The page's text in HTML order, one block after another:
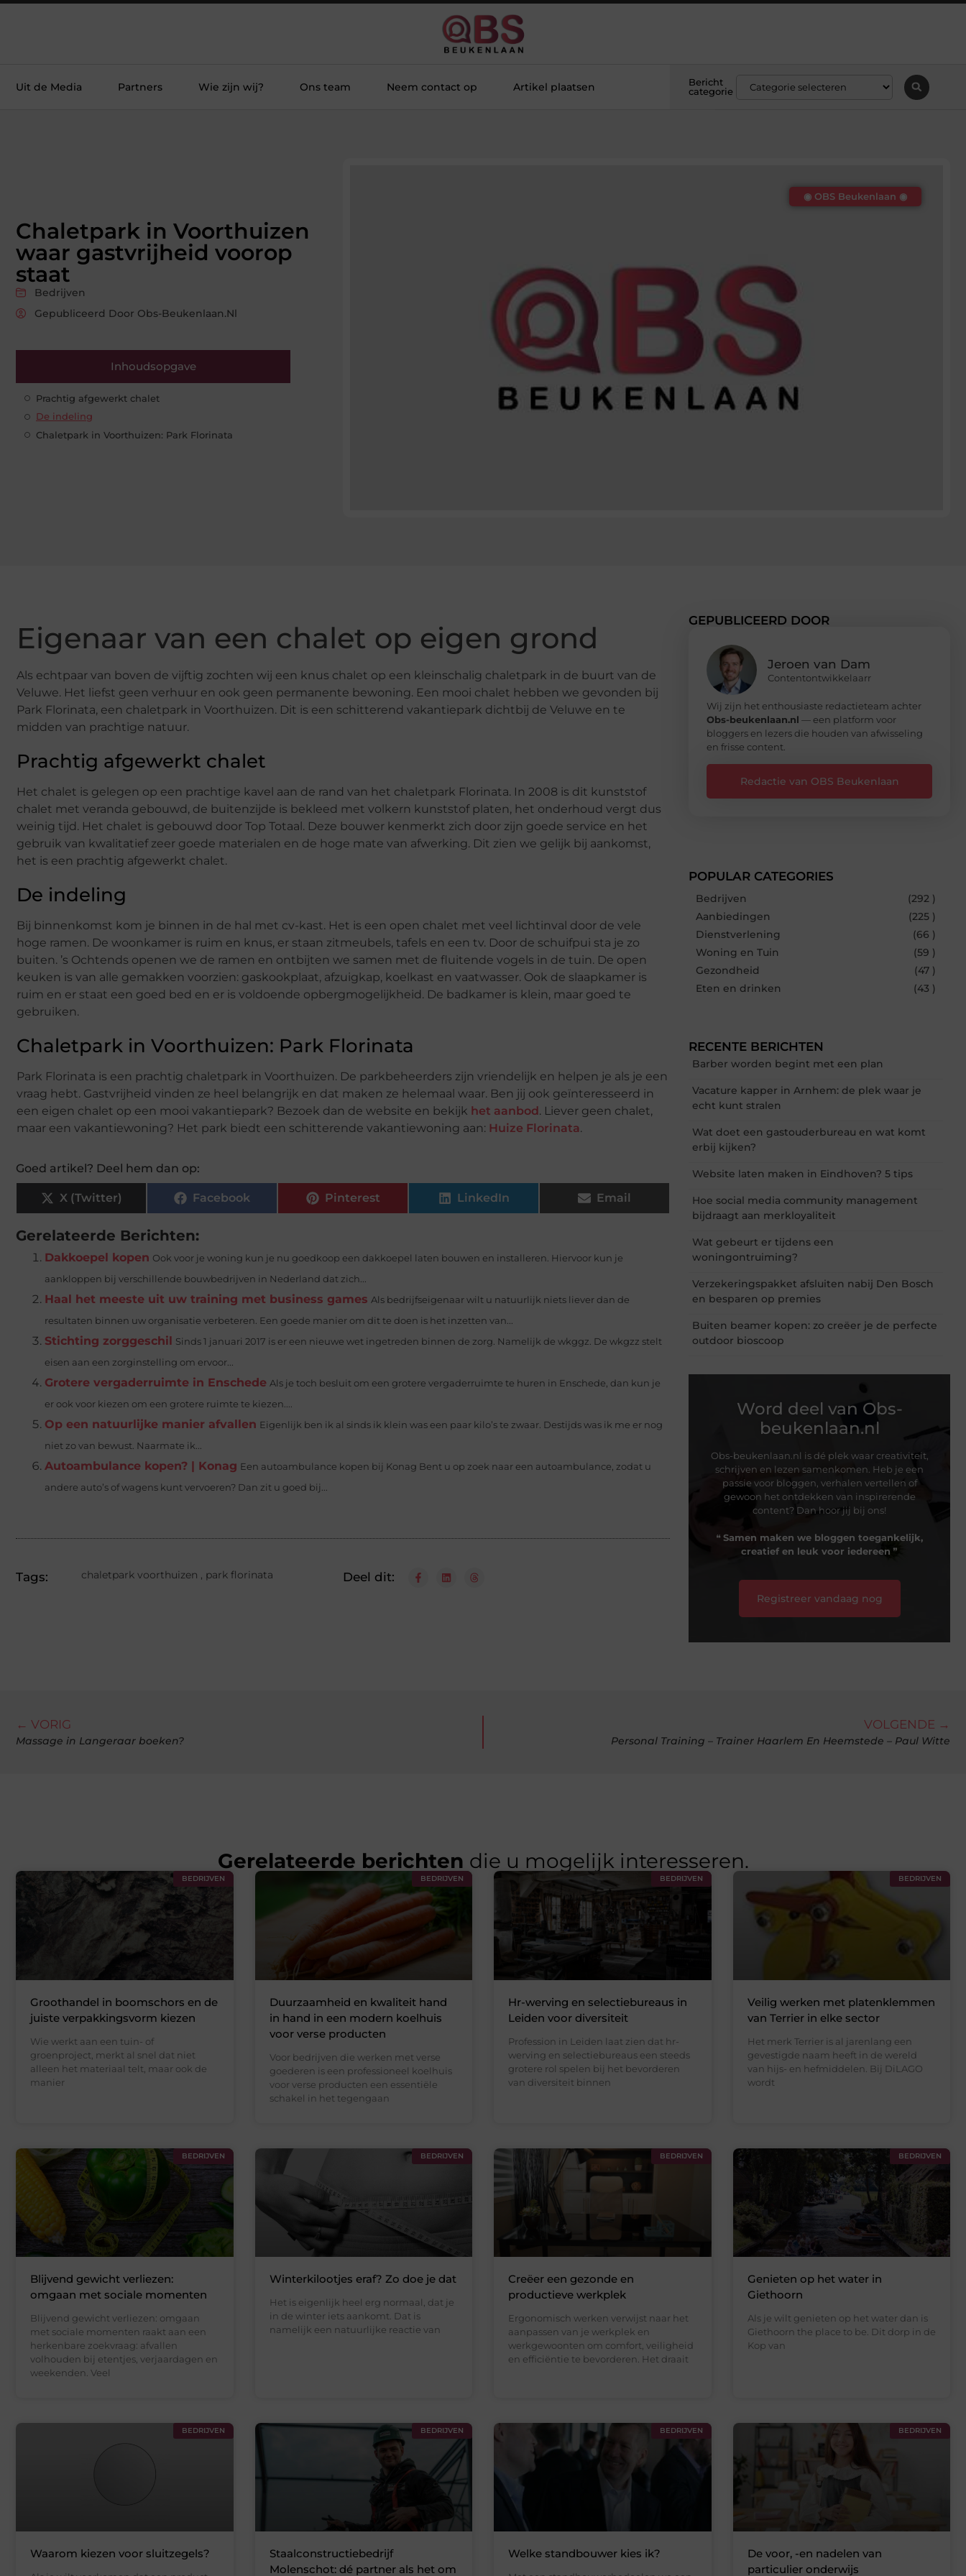
Uit de Media Partners Wie zijn wij? Ons team Neem contact op Artikel plaatsen
Bericht
categorie
Chaletpark in Voorthuizen
waar gastvrijheid voorop
staat
Bedrijven
Gepubliceerd Door Obs-Beukenlaan.nl
Inhoudsopgave
Prachtig afgewerkt chalet
De indeling
Chaletpark in Voorthuizen: Park Florinata
◉ OBS Beukenlaan ◉
Eigenaar van een chalet op eigen grond
Als echtpaar van boven de vijftig zochten wij een knus chalet op een kleinschalig chaletpark in de buurt van de
Veluwe. Het liefst geen verhuur en ook geen permanente bewoning. Een mooi chalet hebben we gevonden bij
Park Florinata, een chaletpark in Voorthuizen. Dit is een schitterend vakantiepark dichtbij de Veluwe en te
midden van prachtige natuur.
Prachtig afgewerkt chalet
Het chalet is gelegen op een prachtige kavel aan de rand van het chaletpark Florinata. In 2008 is dit kunststof
chalet met veranda gebouwd, de buitenzijde is bekleed met volkern kunststof platen, het onderhoud vergt dus
weinig tijd. Het chalet is gebouwd door Top Totaal. Deze bouwer kenmerkt zich door zijn goede service en het
gebruik van kwalitatief zeer goede materialen en de hoge mate van afwerking. Dit zien we gelijk bij aankomst,
het is een prachtig afgewerkt chalet.
De indeling
Bij binnenkomst kom je binnen in de hal met cv-kast. Het is een open chalet met veel lichtinval door de vele
hoge ramen. De woonkamer is ruim en knus, er staan zitmeubels, tafels en een tv. Door de schuifpui sta je zo
buiten. ’s Ochtends openen we de ramen en ontbijten we samen met de fluitende vogels in de tuin. De open
keuken is van alle gemakken voorzien: gaskookplaat, afzuigkap, koelkast en vaatwasser. Ook de slaapkamer is
ruim en er staat een goed bed en er is voldoende opbergmogelijkheid. De badkamer is klein, maar goed te
gebruiken.
Chaletpark in Voorthuizen: Park Florinata
Park Florinata is een prachtig chaletpark in Voorthuizen. De parkbeheerders zijn vriendelijk en helpen je als je een
vraag hebt. Gastvrijheid vinden ze heel belangrijk en dat maken ze helemaal waar. Ben jij ook geïnteresseerd in
een eigen chalet op een mooi vakantiepark? Bezoek dan de website en bekijk het aanbod. Liever geen chalet,
maar een vakantiewoning? Het park biedt een schitterende vakantiewoning aan: Huize Florinata.
Goed artikel? Deel hem dan op:
X (Twitter) Facebook Pinterest LinkedIn Email
Gerelateerde Berichten:
Dakkoepel kopen Ook voor je woning kun je nu goedkoop een dakkoepel laten bouwen en installeren. Hiervoor kun je
aankloppen bij verschillende bouwbedrijven in Nederland dat zich...
Haal het meeste uit uw training met business games Als bedrijfseigenaar wilt u natuurlijk niets liever dan de
resultaten binnen uw organisatie verbeteren. Een goede manier om dit te doen is het inzetten van...
Stichting zorggeschil Sinds 1 januari 2017 is er een nieuwe wet ingetreden binnen de zorg. Namelijk de wkggz. De wkgzz stelt
eisen aan een zorginstelling om ervoor...
Grotere vergaderruimte in Enschede Als je toch besluit om een grotere vergaderruimte te huren in Enschede, dan kun je
er ook voor kiezen om een grotere ruimte te kiezen....
Op een natuurlijke manier afvallen Eigenlijk ben ik al sinds ik klein was een paar kilo’s te zwaar. Destijds was ik me er nog
niet zo van bewust. Naarmate ik...
Autoambulance kopen? | Konag Een autoambulance kopen bij Konag Bent u op zoek naar een autoambulance, zodat u
andere auto’s of wagens kunt vervoeren? Dan zit u goed bij...
Tags: chaletpark voorthuizen park florinata Deel dit:
GEPUBLICEERD DOOR
Jeroen van Dam
Contentontwikkelaarr
Wij zijn het enthousiaste redactieteam achter
Obs-beukenlaan.nl — een platform voor
bloggers en lezers die houden van afwisseling
en frisse content.
Redactie van OBS Beukenlaan
POPULAR CATEGORIES
Bedrijven
(292 )
Aanbiedingen
(225 )
Dienstverlening
(66 )
Woning en Tuin
(59 )
Gezondheid
(47 )
Eten en drinken
(43 )
RECENTE BERICHTEN
Barber worden begint met een plan
Vacature kapper in Arnhem: de plek waar je
echt kunt stralen
Wat doet een gastouderbureau en wat komt
erbij kijken?
Website laten maken in Eindhoven? 5 tips
Hoe social media community management
bijdraagt aan merkloyaliteit
Wat gebeurt er tijdens een
woningontruiming?
Verzekeringspakket afsluiten nabij Den Bosch
en besparen op premies
Buiten beamer kopen: zo creëer je de perfecte
outdoor bioscoop
Word deel van Obs-
beukenlaan.nl
Obs-beukenlaan.nl is dé plek waar creativiteit,
schrijven en lezen samenkomen. Heb je een
passie voor bloggen, verhalen vertellen of
gewoon het ontdekken van inspirerende
content? Dan hoor jij bij ons!
❝ Samen maken we bloggen toegankelijk,
creatief en leuk voor iedereen ❞
Registreer vandaag nog
← VORIG
Massage in Langeraar boeken?
VOLGENDE →
Personal Training – Trainer Haarlem En Heemstede – Paul Witte
Gerelateerde berichten die u mogelijk interesseren.
BEDRIJVEN
Groothandel in boomschors en de
juiste verpakkingsvorm kiezen
Wie werkt aan een tuin- of
groenproject, merkt al snel dat niet
alleen het materiaal telt, maar ook de
manier
BEDRIJVEN
Duurzaamheid en kwaliteit hand
in hand in een modern koelhuis
voor verse producten
Voor bedrijven die werken met verse
goederen is een professioneel koelhuis
voor verse producten een essentiële
schakel in het tegengaan
BEDRIJVEN
Hr-werving en selectiebureaus in
Leiden voor diversiteit
Profession in Leiden laat zien dat hr-
werving en selectiebureaus een steeds
grotere rol spelen bij het bevorderen
van diversiteit binnen
BEDRIJVEN
Veilig werken met platenklemmen
van Terrier in elke sector
Het merk Terrier is al jarenlang een
gevestigde naam heeft in de wereld
van hijs- en hefmiddelen. Bij DiLAGO
wordt
BEDRIJVEN
Blijvend gewicht verliezen:
omgaan met sociale momenten
Blijvend gewicht verliezen: omgaan
met sociale momenten raakt aan een
herkenbare zoekvraag: afvallen
volhouden bij etentjes, verjaardagen en
weekenden. Veel
BEDRIJVEN
Winterkilootjes eraf? Zo doe je dat
Het is eigenlijk heel erg normaal, dat je
in de winter iets aankomt. Dat is
namelijk een natuurlijke reactie van
BEDRIJVEN
Creëer een gezonde en
productieve werkplek
Ergonomisch werken verwijst naar het
aanpassen van je werkplek en
werkgewoonten om comfort, veiligheid
en efficiëntie te bevorderen. Het draait
BEDRIJVEN
Genieten op het water in
Giethoorn
Als je wilt genieten op het water dan is
Giethoorn the place to be. Dit dorp in de
Kop van
BEDRIJVEN
Waarom kiezen voor sluitzegels?
BEDRIJVEN
Staalconstructiebedrijf
Molenschot: dé partner als het om
BEDRIJVEN
Welke standbouwer kies ik?
BEDRIJVEN
De voor, -en nadelen van
particulier onderwijs